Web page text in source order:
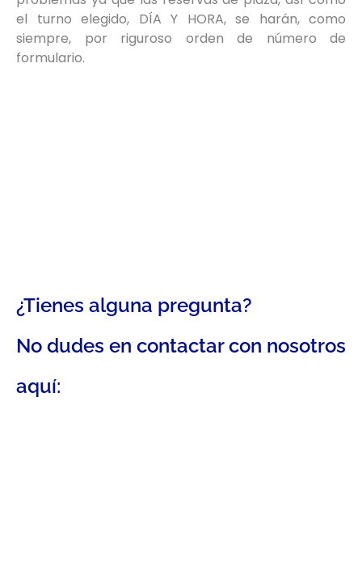
el turno elegido, DÍA Y HORA, se harán, como
siempre, por riguroso orden de número de
formulario.
¿Tienes alguna pregunta?
No dudes en contactar con nosotros
aquí: